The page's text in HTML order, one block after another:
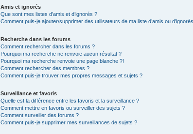
Amis et ignorés
Que sont mes listes d’amis et d’ignorés ?
Comment puis-je ajouter/supprimer des utilisateurs de ma liste d’amis ou
Recherche dans les forums
Comment rechercher dans les forums ?
Pourquoi ma recherche ne renvoie aucun résultat ?
Pourquoi ma recherche renvoie une page blanche ?!
Comment rechercher des membres ?
Comment puis-je trouver mes propres messages et sujets ?
Surveillance et favoris
Quelle est la différence entre les favoris et la surveillance ?
Comment mettre en favoris ou surveiller des sujets ?
Comment surveiller des forums ?
Comment puis-je supprimer mes surveillances de sujets ?